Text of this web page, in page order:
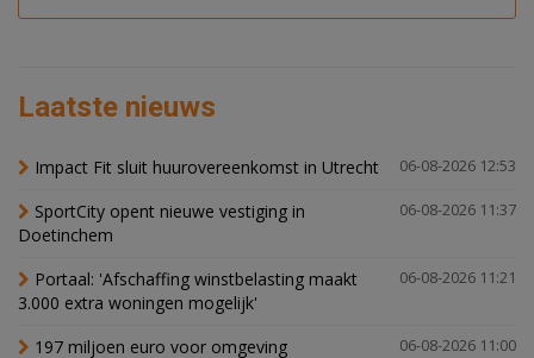
Laatste nieuws
06-08-2026 12:53
Impact Fit sluit huurovereenkomst in Utrecht
06-08-2026 11:37
SportCity opent nieuwe vestiging in
Doetinchem
06-08-2026 11:21
Portaal: 'Afschaffing winstbelasting maakt
3.000 extra woningen mogelijk'
06-08-2026 11:00
197 miljoen euro voor omgeving